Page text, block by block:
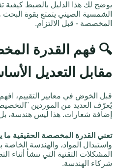
يوضح لك هذا الدليل بالضبط كيفية
الشمسية الصيني يتمتع بقوة
المخصصة - قبل الالتزام.
🔍 فهم القدرة
مقابل التعديل
قبل الخوض في معايير التقييم،
يُعرّف العديد من الموردين
إضافة شعارات. هذا ليس هندسة،
تعني القدرة المخصصة الحقيقية ما
واستبدال المواد، والهندسة
المشكلات التقنية التي تنشأ أثناء
شركاء الهندسة.